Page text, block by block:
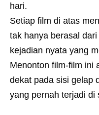
hari.
Setiap film di atas
tak hanya berasal
kejadian nyata yang
Menonton film-film ini
dekat pada sisi gelap
yang pernah terjadi di